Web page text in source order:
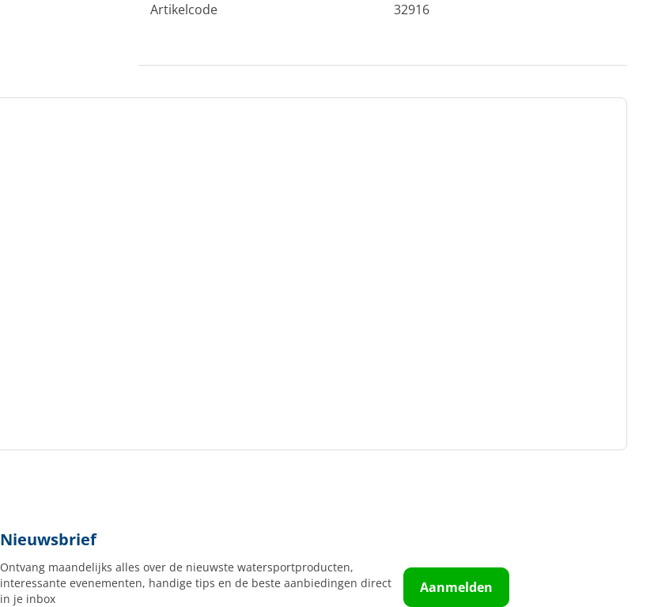
Artikelcode 32916
Nieuwsbrief
Ontvang maandelijks alles over de nieuwste watersportproducten,
interessante evenementen, handige tips en de beste aanbiedingen direct
in je inbox
Aanmelden